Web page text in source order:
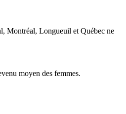
Montréal, Longueuil et Québec ne
moyen des femmes.